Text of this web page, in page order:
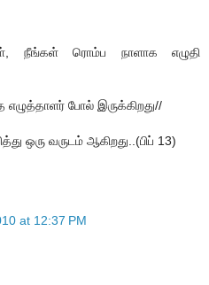
நீங்கள் ரொம்ப நாளாக எழுதி
போல் இருக்கிறது//
ஒரு வருடம் ஆகிறது..(பிப் 13)
at 12:37 PM